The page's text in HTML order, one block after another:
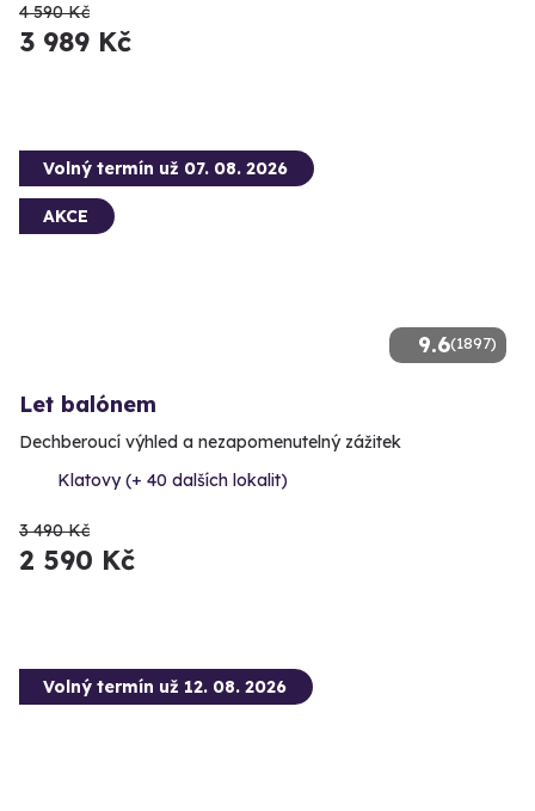
4 590 Kč
3 989 Kč
9.6(1897)
Volný termín už 07. 08. 2026
AKCE
Let balónem
Dechberoucí výhled a nezapomenutelný zážitek
Klatovy (+ 40 dalších lokalit)
3 490 Kč
2 590 Kč
Volný termín už 12. 08. 2026